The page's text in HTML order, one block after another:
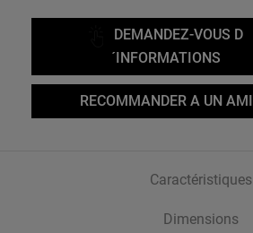
DEMANDEZ-VOUS D
´INFORMATIONS
RECOMMANDER A UN AMI
Caractéristiques
Dimensions